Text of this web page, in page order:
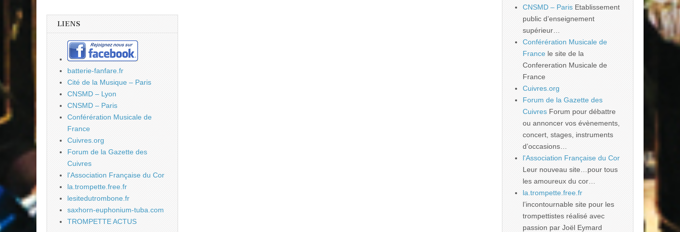
LIENS
batterie-fanfare.fr
Cité de la Musique – Paris
CNSMD – Lyon
CNSMD – Paris
Conférération Musicale de
France
Cuivres.org
Forum de la Gazette des
Cuivres
l'Association Française du Cor
la.trompette.free.fr
lesitedutrombone.fr
saxhorn-euphonium-tuba.com
TROMPETTE ACTUS
CNSMD – Paris Etablissement
public d’enseignement
supérieur…
Conférération Musicale de
France le site de la
Confereration Musicale de
France
Cuivres.org
Forum de la Gazette des
Cuivres Forum pour débattre
ou annoncer vos évènements,
concert, stages, instruments
d’occasions…
l'Association Française du Cor
Leur nouveau site…pour tous
les amoureux du cor…
la.trompette.free.fr
l’incontournable site pour les
trompettistes réalisé avec
passion par Joël Eymard